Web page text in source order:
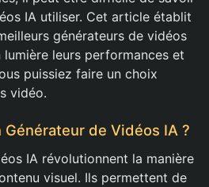
IA utiliser. Cet article établit
générateurs de vidéos
leurs performances et
puissiez faire un choix
vidéo.
de Vidéos IA ?
IA révolutionnent la manière
visuel. Ils permettent de